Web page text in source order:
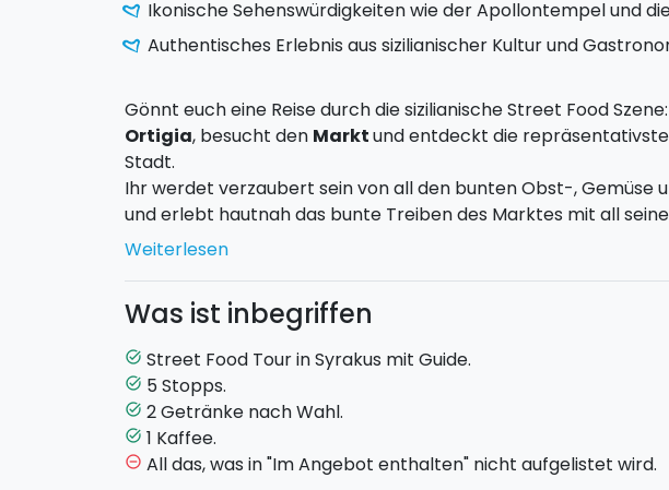
Ikonische Sehenswürdigkeiten wie der Apollontempel und
Authentisches Erlebnis aus sizilianischer Kultur und
Gönnt euch eine Reise durch die sizilianische Street Food
Ortigia, besucht den Marktund entdeckt die
Stadt.
Ihr werdet verzaubert sein von all den bunten Obst-, Gemüse
und erlebt hautnah das bunte Treiben des Marktes mit all
ihre Ware singend und schreiend an den Mann bringen möchten.
werdet am schönenArtemis-Brunnen
zur
und einst der Athene geweiht war.
Während der Street Food Verkostung werden ihr bis zu 5
probieren, wie Salami, Käse, Brischette, Arancino, Vota Vota und
endet mit der Verkostung des typisch sizilianischen Streetfood-
Cannolo
Weiterlesen
Was ist inbegriffen
task_alt Street Food Tour in Syrakus mit Guide.
task_alt 5 Stopps.
task_alt 2 Getränke nach Wahl.
task_alt 1 Kaffee.
remove_circle_outline All das, was in "Im Angebot enthalten" nicht aufgelistet wird.